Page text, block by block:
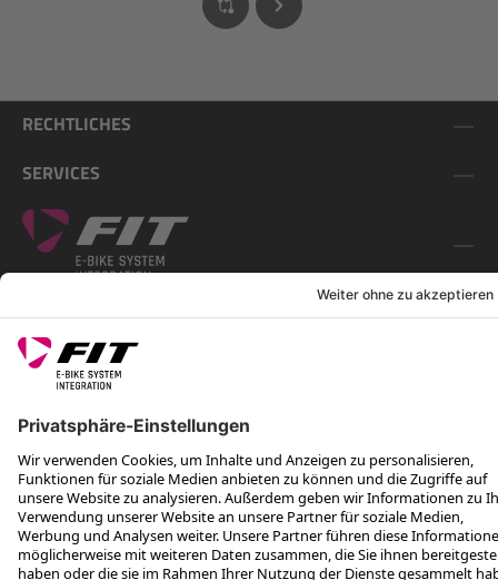
RECHTLICHES
SERVICES
*Unverbindliche Preisempfehlung inkl. MwSt. zzgl. Versandkosten
Rotax Bike Technology AG © 2025